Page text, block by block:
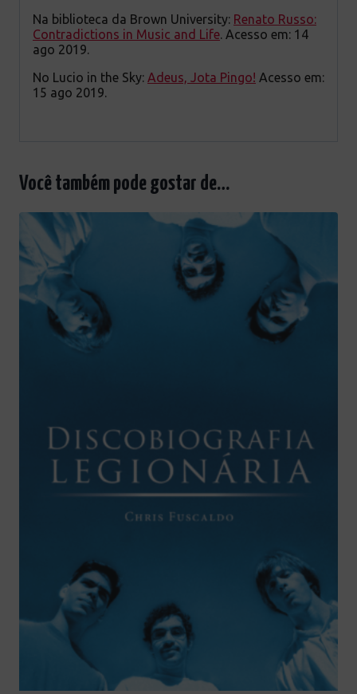
Na biblioteca da Brown University: Renato Russo:
Contradictions in Music and Life. Acesso em: 14
ago 2019.
No Lucio in the Sky: Adeus, Jota Pingo! Acesso em:
15 ago 2019.
Você também pode gostar de…